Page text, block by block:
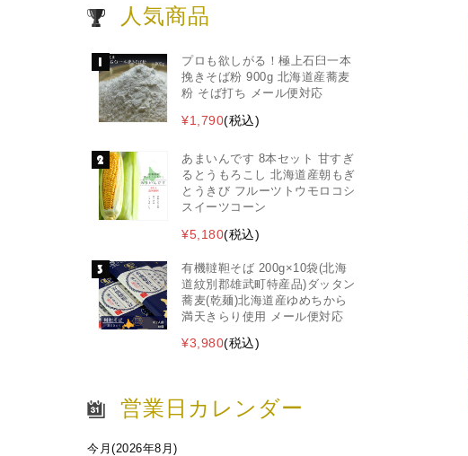
人気商品
プロも欲しがる！極上石臼一本
挽きそば粉 900g 北海道産蕎麦
粉 そば打ち メール便対応
¥1,790(税込)
あまいんです 8本セット 甘すぎ
るとうもろこし 北海道産朝もぎ
とうきび フルーツトウモロコシ
スイーツコーン
¥5,180(税込)
有機韃靼そば 200g×10袋(北海
道紋別郡雄武町特産品)ダッタン
蕎麦(乾麺)北海道産ゆめちから
満天きらり使用 メール便対応
¥3,980(税込)
営業日カレンダー
今月(2026年8月)